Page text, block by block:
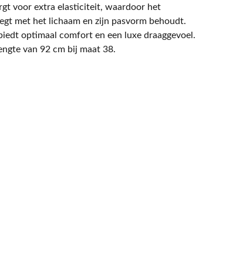
voor extra elasticiteit, waardoor het
met het lichaam en zijn pasvorm behoudt.
optimaal comfort en een luxe draaggevoel.
van 92 cm bij maat 38.